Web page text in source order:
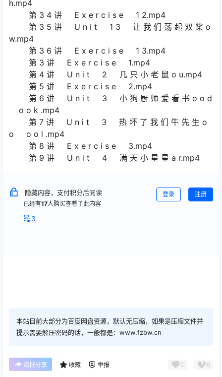
h.mp4
第 3 4 讲 E x e r c i s e 1 2.mp4
第 3 5 讲 U n i t 1 3 让 我 们 荡 起 双 桨 o
w.mp4
第 3 6 讲 E x e r c i s e 1 3.mp4
第 3 讲 E x e r c i s e 1.mp4
第 4 讲 U n i t 2 几 只 小 老 鼠 o u.mp4
第 5 讲 E x e r c i s e 2.mp4
第 6 讲 U n i t 3 小 狗 厨 师 爱 看 书 o o d
o o k .mp4
第 7 讲 U n i t 3 热 坏 了 我 们 牛 先 生 o
o o o l .mp4
第 8 讲 E x e r c i s e 3.mp4
第 9 讲 U n i t 4 满 天 小 星 星 a r.mp4
隐藏内容，支付积分后阅读
已经有17人购买查看了此内容
3
登录 注册
本站目前大部分为百度网盘资源，默认无压缩，如果是压缩文件并
提示需要解压密码的话，一般都是：www.fzbw.cn
海报分享 收藏 举报 0 0